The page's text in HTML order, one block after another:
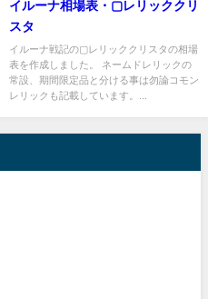
イルーナ相場表・▢レリッククリ
スタ
イルーナ戦記の▢レリッククリスタの相場
表を作成しました。 ネームドレリックの
常設、期間限定品と分ける事は勿論コモン
レリックも記載しています。...